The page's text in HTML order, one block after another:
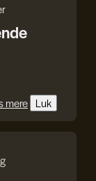
mere Luk